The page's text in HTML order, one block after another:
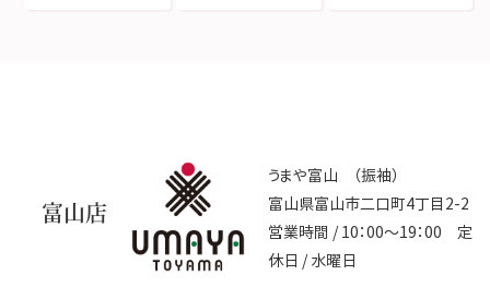
富山店
うまや富山 （振袖）
富山県富山市二口町4丁目2-2
営業時間 / 10：00～19：00 定
休日 / 水曜日